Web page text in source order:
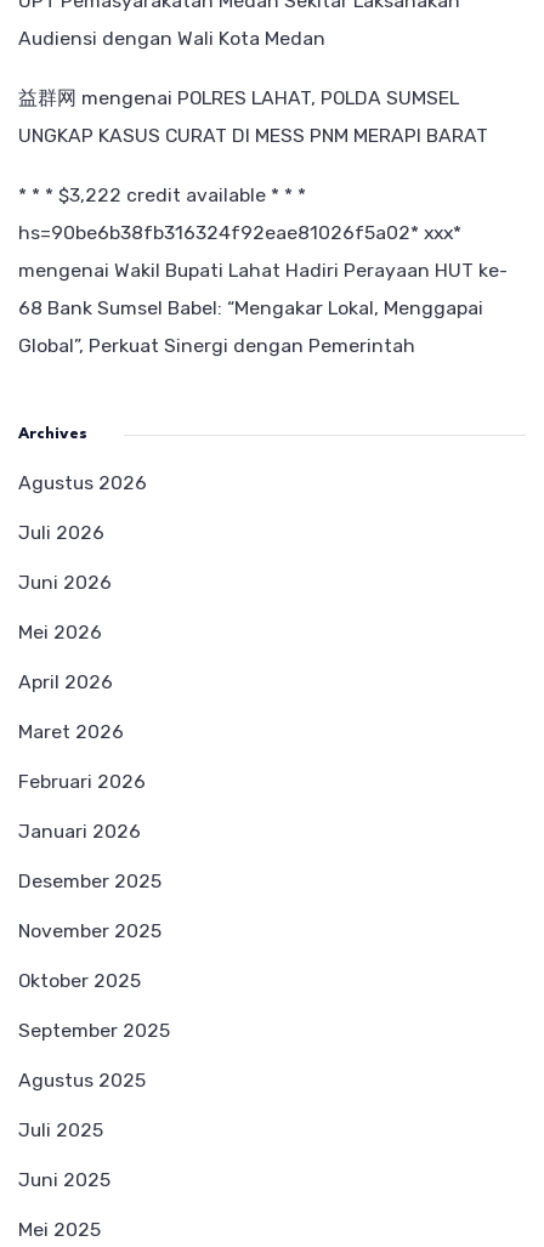
Audiensi dengan Wali Kota Medan
益群网 mengenai POLRES LAHAT, POLDA SUMSEL
UNGKAP KASUS CURAT DI MESS PNM MERAPI BARAT
* * * $3,222 credit available * * *
hs=90be6b38fb316324f92eae81026f5a02* ххх*
mengenai Wakil Bupati Lahat Hadiri Perayaan HUT ke-
68 Bank Sumsel Babel: “Mengakar Lokal, Menggapai
Global”, Perkuat Sinergi dengan Pemerintah
Archives
Agustus 2026
Juli 2026
Juni 2026
Mei 2026
April 2026
Maret 2026
Februari 2026
Januari 2026
Desember 2025
November 2025
Oktober 2025
September 2025
Agustus 2025
Juli 2025
Juni 2025
Mei 2025